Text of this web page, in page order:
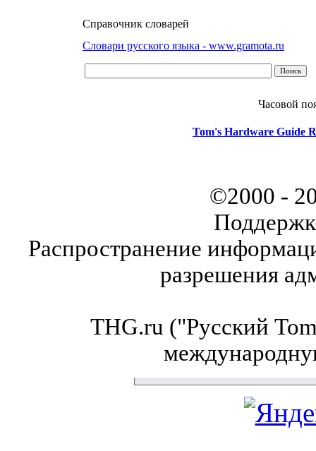
Справочник словарей
Словари русского языка - www.gramota.ru
Часовой
Tom's Hardware Guide
©2000 -
Распространение
разрешения
THG.ru ("Русский